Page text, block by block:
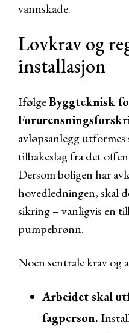
vannskade.
Lovkrav og
installasjon
IfølgeByggteknisk
avløpsanlegg
tilbakeslag fra det
Dersom boligen har
hovedledningen, skal
sikring – vanligvis en
pumpebrønn.
Noen sentrale krav og
Arbeidet skal
fagperson.